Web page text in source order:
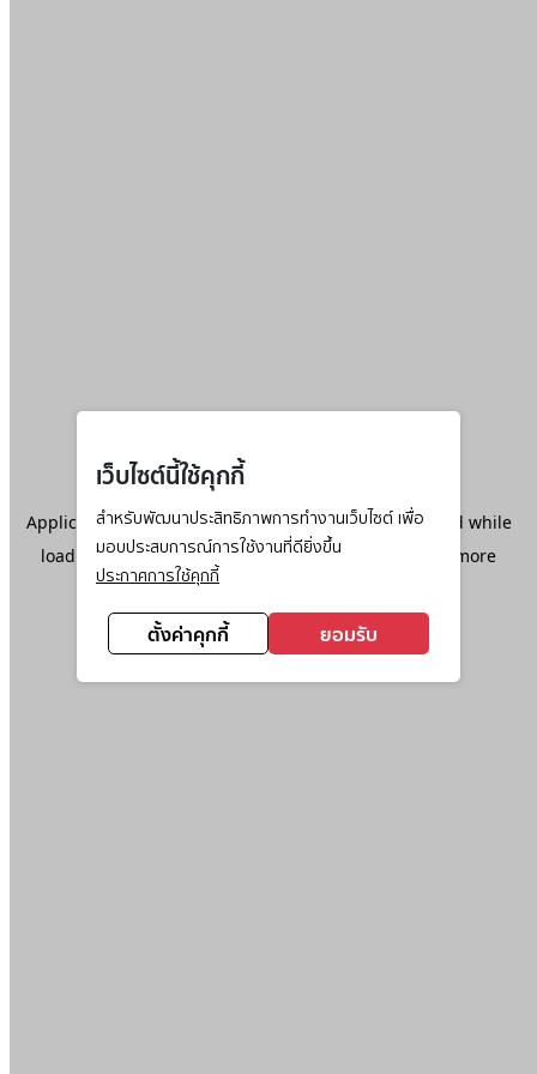
เว็บไซต์นี้ใช้คุกกี้
สำหรับพัฒนาประสิทธิภาพการทำงานเว็บไซต์ เพื่อ
มอบประสบการณ์การใช้งานที่ดียิ่งขึ้น
ประกาศการใช้คุกกี้
ตั้งค่าคุกกี้ ยอมรับ
Application error: aclient-side exception has occurred while
loadingwww.ktc.co.th(see the browser console
for more
information).